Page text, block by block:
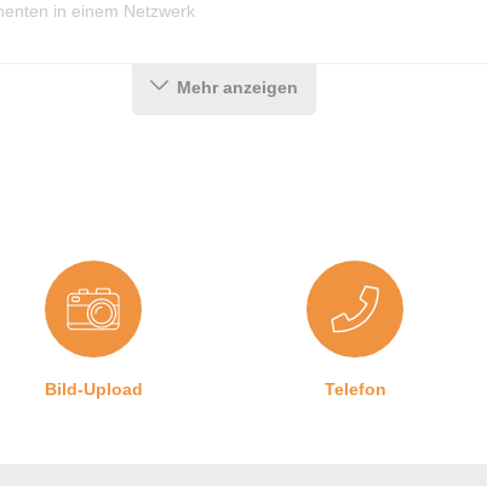
in einem Netzwerk
Mehr anzeigen
Bild-Upload Telefon